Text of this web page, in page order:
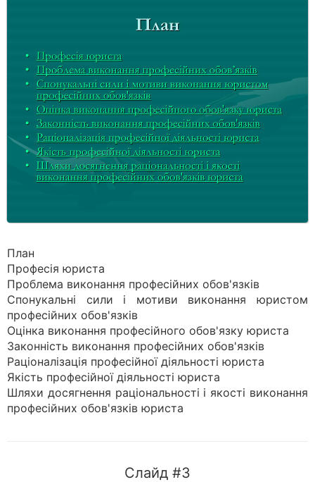
План
Професія юриста
Проблема виконання професійних обов'язків
Спонукальні сили і мотиви виконання юристом
професійних обов'язків
Оцінка виконання професійного обов'язку юриста
Законність виконання професійних обов'язків
Раціоналізація професійної діяльності юриста
Якість професійної діяльності юриста
Шляхи досягнення раціональності і якості виконання
професійних обов'язків юриста
Слайд #3